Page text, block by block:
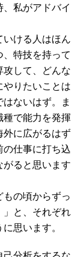
私がアドバイ
いける人はほん
特技を持って
攻して、どんな
りたいことは
ないはず。ま
種で能力を発揮
外に広がるはず
の仕事に打ち込
がると思います
の頃からずっ
と、それぞれ
思います。